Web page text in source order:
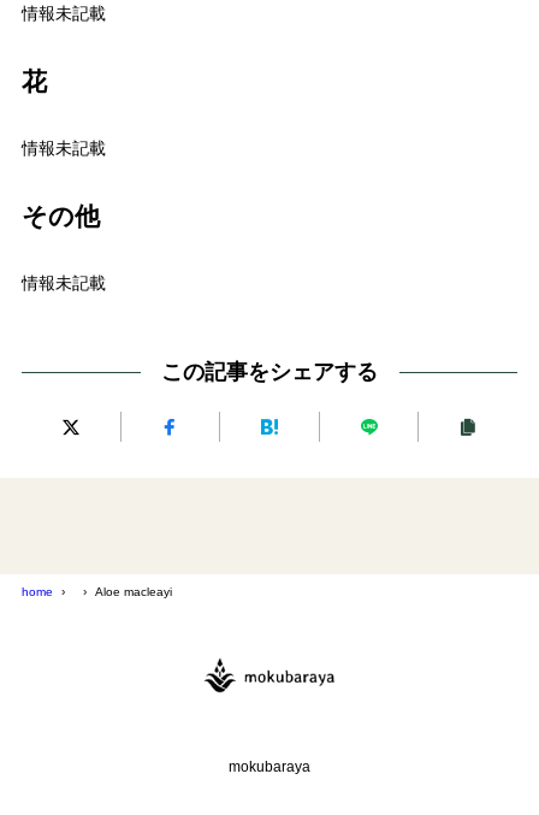
情報未記載
花
情報未記載
その他
情報未記載
この記事をシェアする
home Aloe macleayi
mokubaraya